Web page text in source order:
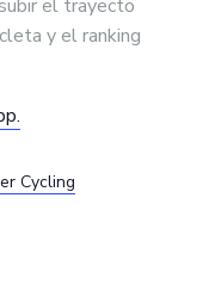
el trayecto
y el ranking
Cycling